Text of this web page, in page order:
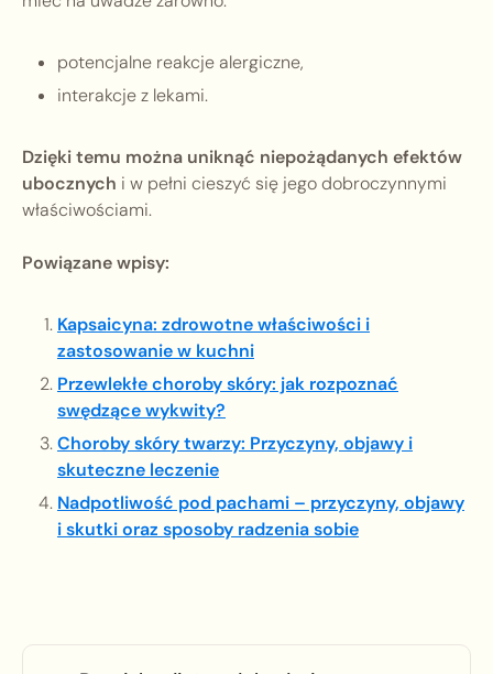
potencjalne reakcje alergiczne,
interakcje z lekami.
Dzięki temu można uniknąć niepożądanych efektów
ubocznych i w pełni cieszyć się jego dobroczynnymi
właściwościami.
Powiązane wpisy:
Kapsaicyna: zdrowotne właściwości i
zastosowanie w kuchni
Przewlekłe choroby skóry: jak rozpoznać
swędzące wykwity?
Choroby skóry twarzy: Przyczyny, objawy i
skuteczne leczenie
Nadpotliwość pod pachami – przyczyny, objawy
i skutki oraz sposoby radzenia sobie